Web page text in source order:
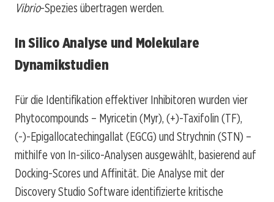
Vibrio-Spezies übertragen werden.
In Silico Analyse und Molekulare
Dynamikstudien
Für die Identifikation effektiver Inhibitoren wurden vier
Phytocompounds – Myricetin (Myr), (+)-Taxifolin (TF),
(-)-Epigallocatechingallat (EGCG) und Strychnin (STN) –
mithilfe von In-silico-Analysen ausgewählt, basierend auf
Docking-Scores und Affinität. Die Analyse mit der
Discovery Studio Software identifizierte kritische